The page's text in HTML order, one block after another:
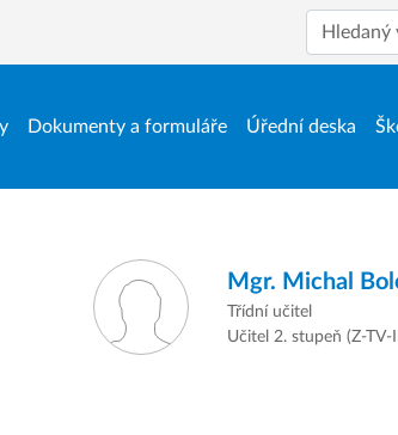
Dokumenty a formuláře Úřední deska
Hledat
Mgr. Michal
Třídní učitel
Učitel 2. stupeň (Z-